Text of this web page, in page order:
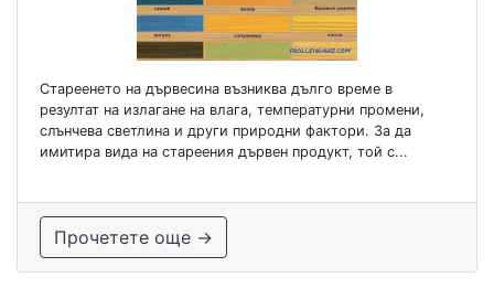
Стареенето на дървесина възниква дълго време в
резултат на излагане на влага, температурни промени,
слънчева светлина и други природни фактори. За да
имитира вида на стареения дървен продукт, той с...
Прочетете още →